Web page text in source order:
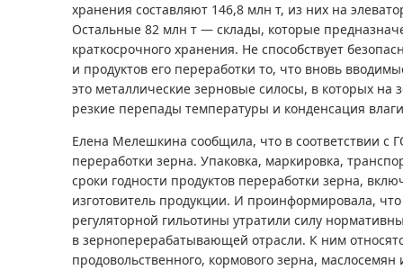
хранения составляют 146,8 млн т, из них на
Остальные 82 млн т — склады, которые
краткосрочного хранения. Не способствует
и продуктов его переработки то, что вновь
это металлические зерновые силосы, в которых на
резкие перепады температуры и конденсация
Елена Мелешкина сообщила, что в соответствии с
переработки зерна. Упаковка, маркировка,
сроки годности продуктов переработки зерна,
изготовитель продукции. И проинформировала, что
регуляторной гильотины утратили силу
в зерноперерабатывающей отрасли. К ним
продовольственного, кормового зерна, маслосемян